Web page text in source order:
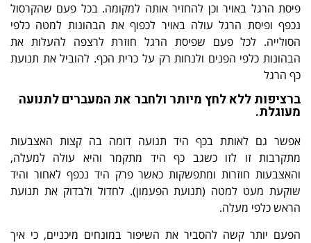
פיסת הרגל באויר וכן להחזיר אותה למקומה. בכל פעם שהקרסול
נכפף ופיסת הרגל עולה באויר לכפוף את הבהונות למטה כלפי
הסולייה. לכל פעם שפיסת הרגל חוזרת לרצפה להעלות את
הבהונות כלפי הפנים ולנחות רק על כרית הכף. להוביל את תנועת
כף הרגל
ברציפות ללא לחץ מיותר ולחבר את המעברים לתנועה
מעוגלת.
אפשר גם לאותת בכף היד תנועה דומה בה קצות האצבעות
מתקרבות זו לזו כשגב כף היד מתקמר והיא עולה למעלה,
והאצבעות חוזרות ומתפשקות כאשר פרק היד נכפף לאחור והיד
שוקעת מעט למטה (תנועת הפעמון). לחדול ולבדוק את תנועת
הראש כלפי מעלה.
הפעם יותר קשה להסביר את השיפור במונחים מיכניים, כי איך